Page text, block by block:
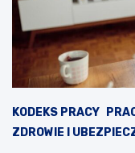
KODEKS PRACY
ZDROWIE I